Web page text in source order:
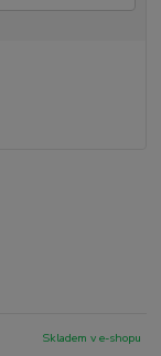
Skladem v e-shopu